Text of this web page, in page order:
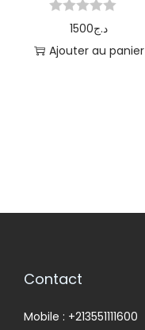
1500د.ج
Ajouter au panier
Contact
Mobile : +213551111600